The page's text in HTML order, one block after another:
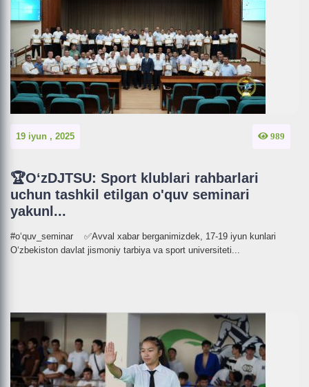
19 iyun , 2025 989
🏆O‘zDJTSU: Sport klublari rahbarlari
uchun tashkil etilgan o'quv seminari
yakunl...
#o‘quv_seminar ✅Avval xabar berganimizdek, 17-19 iyun kunlari
O‘zbekiston davlat jismoniy tarbiya va sport universiteti...